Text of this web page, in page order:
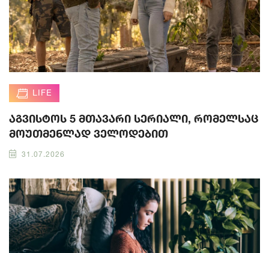
LIFE
აგვისტოს 5 მთავარი სერიალი, რომელსაც
მოუთმენლად ველოდებით
31.07.2026